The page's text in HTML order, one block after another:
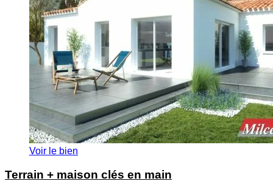
Voir le bien
Terrain + maison clés en main